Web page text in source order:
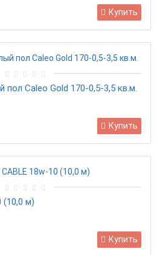
Купить
Caleo Gold 170-0,5-3,5 кв.м.
Купить
(10,0 м)
Купить